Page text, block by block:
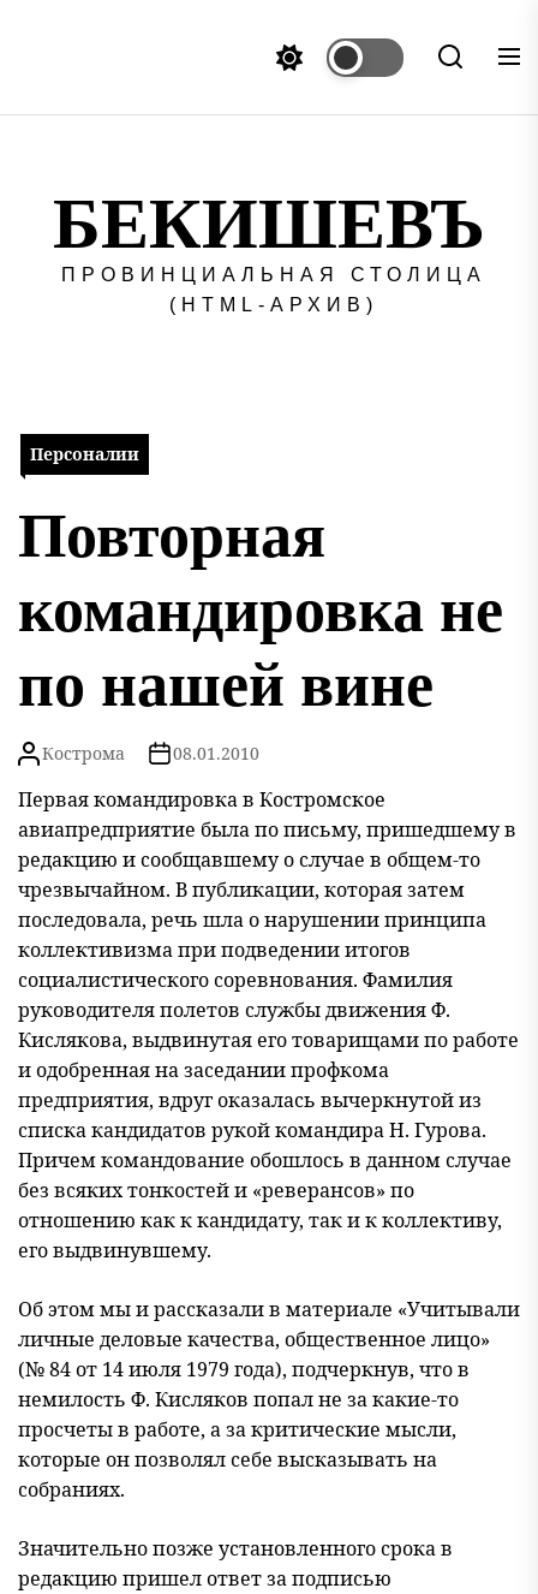
БЕКИШЕВЪ
ПРОВИНЦИАЛЬНАЯ СТОЛИЦА
(HTML-АРХИВ)
Персоналии
Повторная
командировка не
по нашей вине
Кострома 08.01.2010
Первая командировка в Костромское
авиапредприятие была по письму, пришедшему в
редакцию и сообщавшему о случае в общем-то
чрезвычайном. В публикации, которая затем
последовала, речь шла о нарушении принципа
коллективизма при подведении итогов
социалистического соревнования. Фамилия
руководителя полетов службы движения Ф.
Кислякова, выдвинутая его товарищами по работе
и одобренная на заседании профкома
предприятия, вдруг оказалась вычеркнутой из
списка кандидатов рукой командира Н. Гурова.
Причем командование обошлось в данном случае
без всяких тонкостей и «реверансов» по
отношению как к кандидату, так и к коллективу,
его выдвинувшему.
Об этом мы и рассказали в материале «Учитывали
личные деловые качества, общественное лицо»
(№ 84 от 14 июля 1979 года), подчеркнув, что в
немилость Ф. Кисляков попал не за какие-то
просчеты в работе, а за критические мысли,
которые он позволял себе высказывать на
собраниях.
Значительно позже установленного срока в
редакцию пришел ответ за подписью